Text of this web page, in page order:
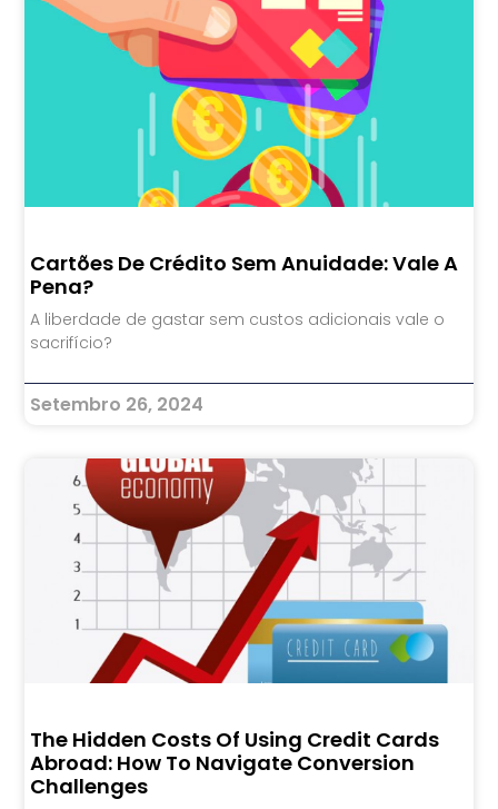
Cartões De Crédito Sem Anuidade: Vale A
Pena?
A liberdade de gastar sem custos adicionais vale o
sacrifício?
Setembro 26, 2024
The Hidden Costs Of Using Credit Cards
Abroad: How To Navigate Conversion
Challenges